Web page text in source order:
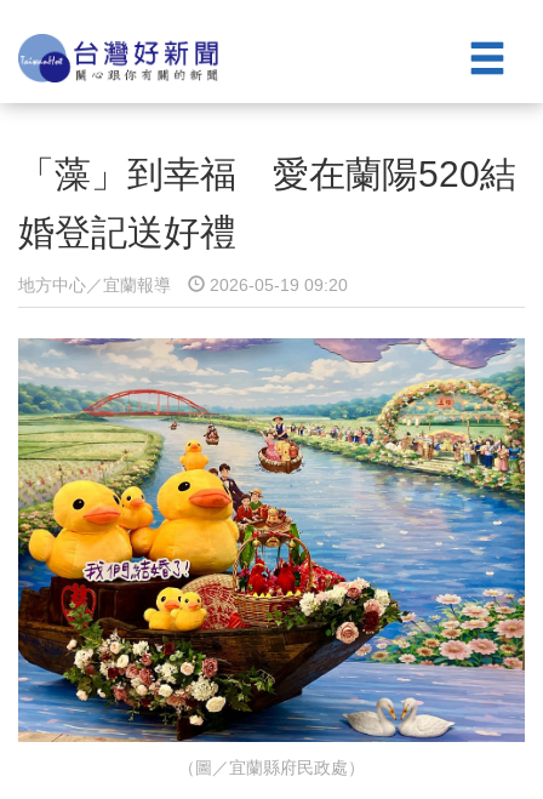
「藻」到幸福 愛在蘭陽520結
婚登記送好禮
地方中心／宜蘭報導 2026-05-19 09:20
（圖／宜蘭縣府民政處）